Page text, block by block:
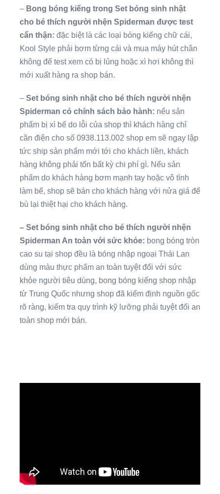
– Bong bóng kiếng trong Set bóng sinh nhật
cho bé thích người nhện Spiderman được test
cẩn thận: đặc biệt là các loại bóng kiếng chữ cái,
Kool Style phải bơm từng cái và mua máy hút chân
không để test xem có bị lủng hoặc xì hơi không thì
mới xuất hàng ra shop bán.
– Set bóng sinh nhật cho bé thích người nhện
Spiderman có chính sách bảo hành: nếu sản
phẩm bị xì bể do lỗi của shop thì khách hàng chỉ
cần điện cho số 0938.113.002 shop em sẽ ngay lập
tức ship sản phẩm mới tới cho khách liền, khách
hàng không phải tốn bất kỳ chi phí gì. Nếu sản
phẩm do khách hàng bơm mạnh tay hoặc vô tình
làm bể, shop sẽ bán cho khách hàng với nửa giá để
bù lại thiệt hại cho khách hàng.
– Set bóng sinh nhật cho bé thích người nhện
Spiderman An toàn với sức khỏe: bong bóng tròn
cao su tại shop đều là bóng nhập ngoại Thái Lan
dùng màu thực phẩm an toàn tuyệt đối với sức
khỏe người tiêu dùng, bong bóng kiếng shop nhập
từ Trung Quốc nhưng shop đã kiểm định nguồn gốc
rõ ràng, kiểm tra quy trình kỹ lưỡng phải tuyệt đối an
toàn shop mới bán.